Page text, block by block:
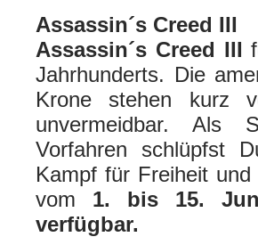
Assassin´s Creed III
Assassin´s Creed III
Jahrhunderts. Die
Krone stehen kurz
unvermeidbar. Als
Vorfahren schlüpfst
Kampf für Freiheit
vom 1. bis 15.
verfügbar.